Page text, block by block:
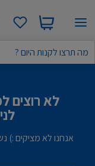
לא רוצים
אנחנו לא מציקים :)